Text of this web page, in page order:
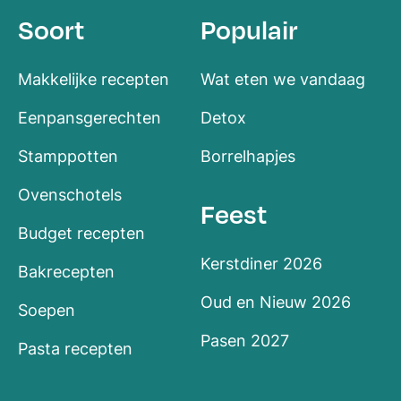
Soort
Makkelijke recepten
Eenpansgerechten
Stamppotten
Ovenschotels
Budget recepten
Bakrecepten
Soepen
Pasta recepten
Populair
Wat eten we vandaag
Detox
Borrelhapjes
Feest
Kerstdiner 2026
Oud en Nieuw 2026
Pasen 2027